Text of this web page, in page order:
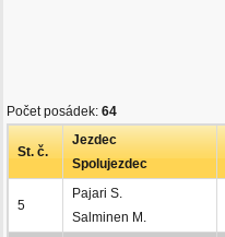
Počet posádek: 64
St. č.
Jezdec
Spolujezdec
5
Pajari S.
Salminen M.